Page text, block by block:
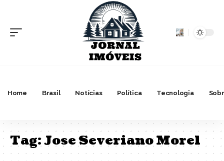
Home Brasil Notícias Política Tecnologia
Tag:Jose Severiano Morel